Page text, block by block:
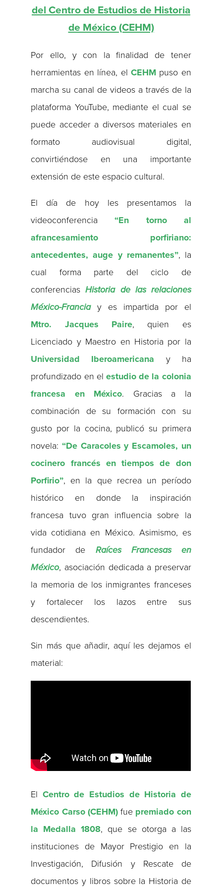
del Centro de Estudios de Historia
de México (CEHM)
Por ello, y con la finalidad de tener
herramientas en línea, el CEHMpuso en
marcha su canal de videos a través de la
plataforma YouTube, mediante el cual se
puede acceder a diversos materiales en
formato audiovisual digital,
convirtiéndose en una importante
extensión de este espacio cultural.
El día de hoy les presentamos la
videoconferencia“En torno al
afrancesamiento porfiriano:
antecedentes, auge y remanentes”, la
cual forma parte del ciclo de
conferenciasHistoria de las relaciones
México-Franciay es impartida por el
Mtro. Jacques Paire, quien es
Licenciado y Maestro en Historia por la
Universidad Iberoamericana y ha
profundizado en el estudio de la colonia
francesa en México. Gracias a la
combinación de su formación con su
gusto por la cocina, publicó su primera
novela:“De Caracoles y Escamoles, un
cocinero francés en tiempos de don
Porfirio”, en la que recrea un período
histórico en donde la inspiración
francesa tuvo gran influencia sobre la
vida cotidiana en México. Asimismo, es
fundador de Raíces Francesas en
México, asociación dedicada a preservar
la memoria de los inmigrantes franceses
y fortalecer los lazos entre sus
descendientes.
Sin más que añadir, aquí les dejamos el
material:
El Centro de Estudios de Historia de
México Carso (CEHM)fue premiado con
la Medalla 1808, que se otorga a las
instituciones de Mayor Prestigio en la
Investigación, Difusión y Rescate de
documentos y libros sobre la Historia de